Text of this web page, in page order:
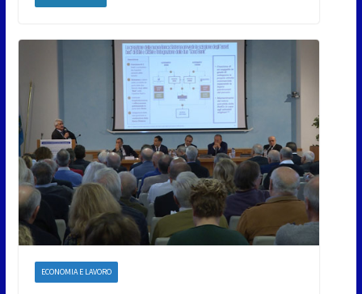
ECONOMIA E LAVORO